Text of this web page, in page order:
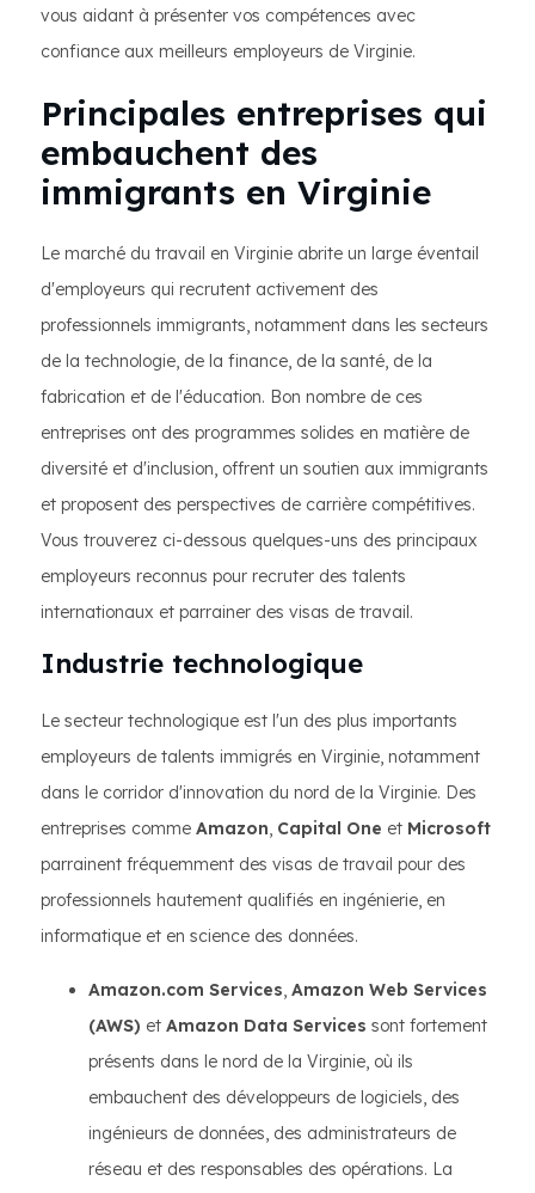
vous aidant à présenter vos compétences avec
confiance aux meilleurs employeurs de Virginie.
Principales entreprises qui
embauchent des
immigrants en Virginie
Le marché du travail en Virginie abrite un large éventail
d'employeurs qui recrutent activement des
professionnels immigrants, notamment dans les secteurs
de la technologie, de la finance, de la santé, de la
fabrication et de l'éducation. Bon nombre de ces
entreprises ont des programmes solides en matière de
diversité et d'inclusion, offrent un soutien aux immigrants
et proposent des perspectives de carrière compétitives.
Vous trouverez ci-dessous quelques-uns des principaux
employeurs reconnus pour recruter des talents
internationaux et parrainer des visas de travail.
Industrie technologique
Le secteur technologique est l'un des plus importants
employeurs de talents immigrés en Virginie, notamment
dans le corridor d'innovation du nord de la Virginie. Des
entreprises comme Amazon, Capital One et Microsoft
parrainent fréquemment des visas de travail pour des
professionnels hautement qualifiés en ingénierie, en
informatique et en science des données.
Amazon.com Services, Amazon Web Services
(AWS) et Amazon Data Services sont fortement
présents dans le nord de la Virginie, où ils
embauchent des développeurs de logiciels, des
ingénieurs de données, des administrateurs de
réseau et des responsables des opérations. La